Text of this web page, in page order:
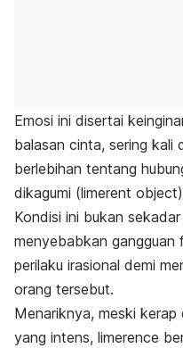
Emosi ini disertai
balasan cinta, sering kali
berlebihan tentang
dikagumi (limerent object
Kondisi ini bukan
menyebabkan gangguan
perilaku irasional demi
orang tersebut.
Menariknya, meski
yang intens, limerence